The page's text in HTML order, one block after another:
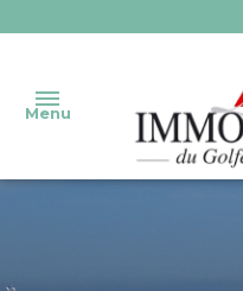
Menu